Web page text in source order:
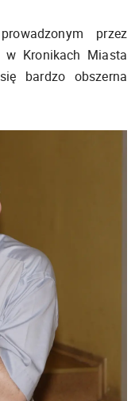
przez
w Kronikach Miasta
bardzo obszerna